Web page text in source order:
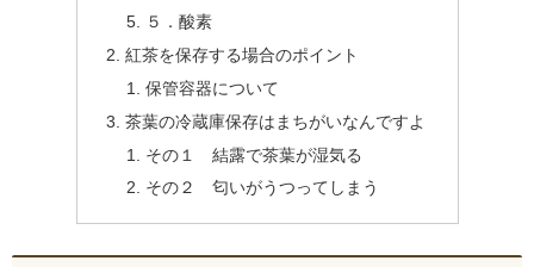
５．酸素
紅茶を保存する場合のポイント
保管容器について
茶葉の冷蔵庫保存はまちがいなんですよ
その１ 結露で茶葉が湿気る
その２ 匂いがうつってしまう